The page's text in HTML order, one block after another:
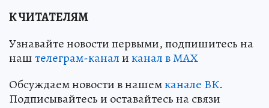
К ЧИТАТЕЛЯМ
Узнавайте новости первыми, подпишитесь на
наштелеграм-каналиканал в МАХ
Обсуждаем новости в нашемканале ВК.
Подписывайтесь и оставайтесь на связи